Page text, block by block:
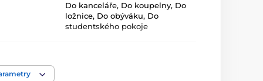
Do kanceláře, Do koupelny, Do
ložnice, Do obýváku, Do
studentského pokoje